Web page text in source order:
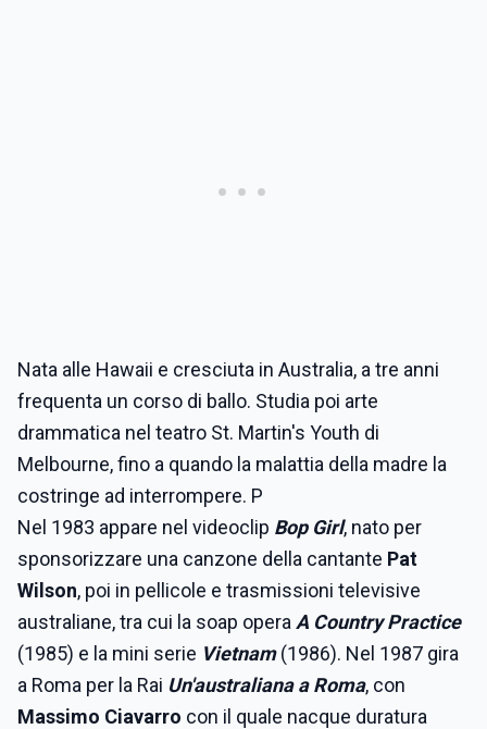
Nata alle Hawaii e cresciuta in Australia, a tre anni
frequenta un corso di ballo. Studia poi arte
drammatica nel teatro St. Martin's Youth di
Melbourne, fino a quando la malattia della madre la
costringe ad interrompere. P
Nel 1983 appare nel videoclip Bop Girl, nato per
sponsorizzare una canzone della cantante Pat
Wilson, poi in pellicole e trasmissioni televisive
australiane, tra cui la soap opera A Country Practice
(1985) e la mini serie Vietnam(1986). Nel 1987 gira
a Roma per la Rai Un'australiana a Roma, con
Massimo Ciavarro con il quale nacque duratura